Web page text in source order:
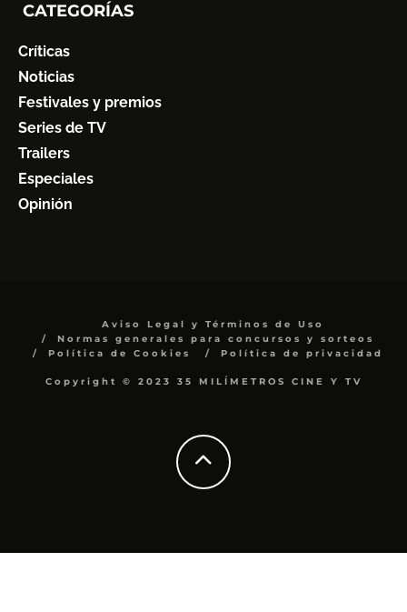
CATEGORÍAS
Críticas
Noticias
Festivales y premios
Series de TV
Trailers
Especiales
Opinión
Aviso Legal y Términos de Uso
Normas generales para concursos y sorteos
Política de Cookies
Política de privacidad
Copyright © 2023 35 MILÍMETROS CINE Y TV